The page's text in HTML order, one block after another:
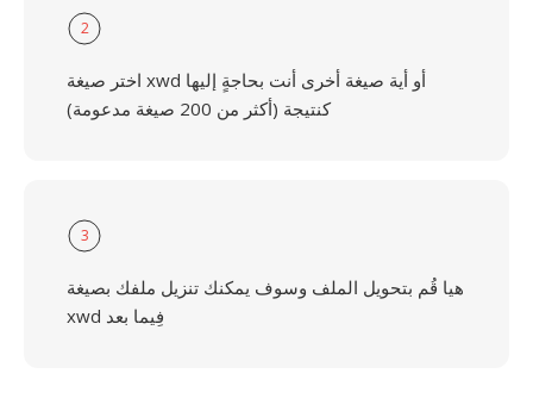
2
اختر صيغة xwd أو أية صيغة أخرى أنت بحاجةٍ إليها
كنتيجة (أكثر من 200 صيغة مدعومة)
3
هيا قُم بتحويل الملف وسوف يمكنك تنزيل ملفك بصيغة
xwd فِيما بعد